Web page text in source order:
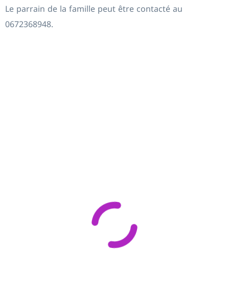
Le parrain de la famille peut être contacté au
0672368948.